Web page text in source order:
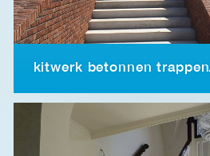
kitwerk betonnen